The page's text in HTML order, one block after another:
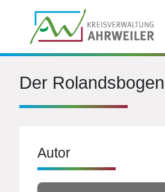
Der Rolandsbogen
Autor